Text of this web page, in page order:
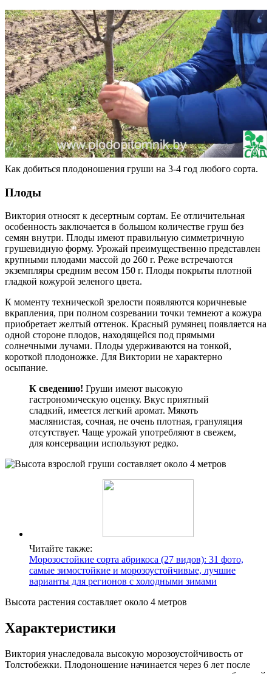
Как добиться плодоношения груши на 3-4 год любого сорта.
Плоды
Виктория относят к десертным сортам. Ее отличительная
особенность заключается в большом количестве груш без
семян внутри. Плоды имеют правильную симметричную
грушевидную форму. Урожай преимущественно представлен
крупными плодами массой до 260 г. Реже встречаются
экземпляры средним весом 150 г. Плоды покрыты плотной
гладкой кожурой зеленого цвета.
К моменту технической зрелости появляются коричневые
вкрапления, при полном созревании точки темнеют а кожура
приобретает желтый оттенок. Красный румянец появляется на
одной стороне плодов, находящейся под прямыми
солнечными лучами. Плоды удерживаются на тонкой,
короткой плодоножке. Для Виктории не характерно
осыпание.
К сведению! Груши имеют высокую
гастрономическую оценку. Вкус приятный
сладкий, имеется легкий аромат. Мякоть
маслянистая, сочная, не очень плотная, грануляция
отсутствует. Чаще урожай употребляют в свежем,
для консервации используют редко.
Читайте также:
Морозостойкие сорта абрикоса (27 видов): 31 фото,
самые зимостойкие и морозоустойчивые, лучшие
варианты для регионов с холодными зимами
Высота растения составляет около 4 метров
Характеристики
Виктория унаследовала высокую морозоустойчивость от
Толстобежки. Плодоношение начинается через 6 лет после